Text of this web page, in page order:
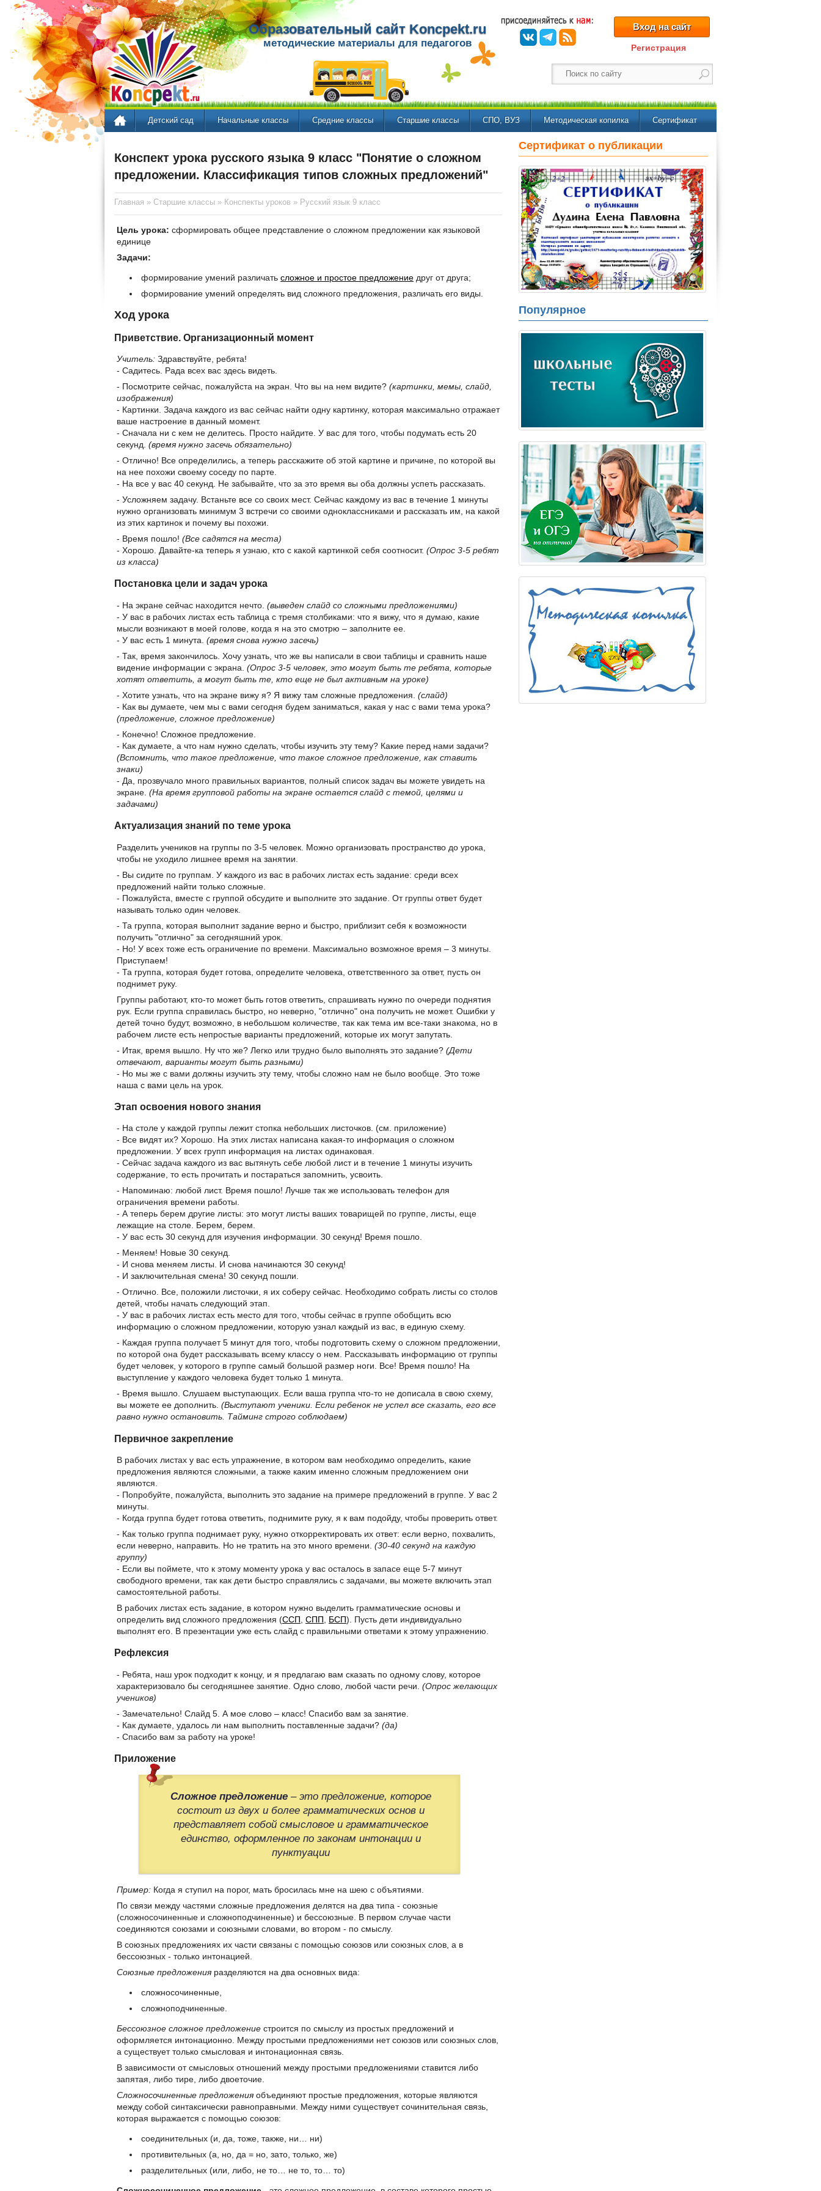
Образовательный сайт Koncpekt.ru
методические материалы для педагогов
Вход на сайт
Регистрация
Детский сад Начальные классы Средние классы Старшие классы СПО, ВУЗ Методическая копилка Сертификат
Конспект урока русского языка 9 класс "Понятие о сложном
предложении. Классификация типов сложных предложений"
Главная » Старшие классы » Конспекты уроков » Русский язык 9 класс
Цель урока: сформировать общее представление о сложном предложении как языковой
единице
Задачи:
формирование умений различать сложное и простое предложение друг от друга;
формирование умений определять вид сложного предложения, различать его виды.
Ход урока
Приветствие. Организационный момент
Учитель: Здравствуйте, ребята!
- Садитесь. Рада всех вас здесь видеть.
- Посмотрите сейчас, пожалуйста на экран. Что вы на нем видите? (картинки, мемы, слайд,
изображения)
- Картинки. Задача каждого из вас сейчас найти одну картинку, которая максимально отражает
ваше настроение в данный момент.
- Сначала ни с кем не делитесь. Просто найдите. У вас для того, чтобы подумать есть 20
секунд. (время нужно засечь обязательно)
- Отлично! Все определились, а теперь расскажите об этой картине и причине, по которой вы
на нее похожи своему соседу по парте.
- На все у вас 40 секунд. Не забывайте, что за это время вы оба должны успеть рассказать.
- Усложняем задачу. Встаньте все со своих мест. Сейчас каждому из вас в течение 1 минуты
нужно организовать минимум 3 встречи со своими одноклассниками и рассказать им, на какой
из этих картинок и почему вы похожи.
- Время пошло! (Все садятся на места)
- Хорошо. Давайте-ка теперь я узнаю, кто с какой картинкой себя соотносит. (Опрос 3-5 ребят
из класса)
Постановка цели и задач урока
- На экране сейчас находится нечто. (выведен слайд со сложными предложениями)
- У вас в рабочих листах есть таблица с тремя столбиками: что я вижу, что я думаю, какие
мысли возникают в моей голове, когда я на это смотрю – заполните ее.
- У вас есть 1 минута. (время снова нужно засечь)
- Так, время закончилось. Хочу узнать, что же вы написали в свои таблицы и сравнить наше
видение информации с экрана. (Опрос 3-5 человек, это могут быть те ребята, которые
хотят ответить, а могут быть те, кто еще не был активным на уроке)
- Хотите узнать, что на экране вижу я? Я вижу там сложные предложения. (слайд)
- Как вы думаете, чем мы с вами сегодня будем заниматься, какая у нас с вами тема урока?
(предложение, сложное предложение)
- Конечно! Сложное предложение.
- Как думаете, а что нам нужно сделать, чтобы изучить эту тему? Какие перед нами задачи?
(Вспомнить, что такое предложение, что такое сложное предложение, как ставить
знаки)
- Да, прозвучало много правильных вариантов, полный список задач вы можете увидеть на
экране. (На время групповой работы на экране остается слайд с темой, целями и
задачами)
Актуализация знаний по теме урока
Разделить учеников на группы по 3-5 человек. Можно организовать пространство до урока,
чтобы не уходило лишнее время на занятии.
- Вы сидите по группам. У каждого из вас в рабочих листах есть задание: среди всех
предложений найти только сложные.
- Пожалуйста, вместе с группой обсудите и выполните это задание. От группы ответ будет
называть только один человек.
- Та группа, которая выполнит задание верно и быстро, приблизит себя к возможности
получить "отлично" за сегодняшний урок.
- Но! У всех тоже есть ограничение по времени. Максимально возможное время – 3 минуты.
Приступаем!
- Та группа, которая будет готова, определите человека, ответственного за ответ, пусть он
поднимет руку.
Группы работают, кто-то может быть готов ответить, спрашивать нужно по очереди поднятия
рук. Если группа справилась быстро, но неверно, "отлично" она получить не может. Ошибки у
детей точно будут, возможно, в небольшом количестве, так как тема им все-таки знакома, но в
рабочем листе есть непростые варианты предложений, которые их могут запутать.
- Итак, время вышло. Ну что же? Легко или трудно было выполнять это задание? (Дети
отвечают, варианты могут быть разными)
- Но мы же с вами должны изучить эту тему, чтобы сложно нам не было вообще. Это тоже
наша с вами цель на урок.
Этап освоения нового знания
- На столе у каждой группы лежит стопка небольших листочков. (см. приложение)
- Все видят их? Хорошо. На этих листах написана какая-то информация о сложном
предложении. У всех групп информация на листах одинаковая.
- Сейчас задача каждого из вас вытянуть себе любой лист и в течение 1 минуты изучить
содержание, то есть прочитать и постараться запомнить, усвоить.
- Напоминаю: любой лист. Время пошло! Лучше так же использовать телефон для
ограничения времени работы.
- А теперь берем другие листы: это могут листы ваших товарищей по группе, листы, еще
лежащие на столе. Берем, берем.
- У вас есть 30 секунд для изучения информации. 30 секунд! Время пошло.
- Меняем! Новые 30 секунд.
- И снова меняем листы. И снова начинаются 30 секунд!
- И заключительная смена! 30 секунд пошли.
- Отлично. Все, положили листочки, я их соберу сейчас. Необходимо собрать листы со столов
детей, чтобы начать следующий этап.
- У вас в рабочих листах есть место для того, чтобы сейчас в группе обобщить всю
информацию о сложном предложении, которую узнал каждый из вас, в единую схему.
- Каждая группа получает 5 минут для того, чтобы подготовить схему о сложном предложении,
по которой она будет рассказывать всему классу о нем. Рассказывать информацию от группы
будет человек, у которого в группе самый большой размер ноги. Все! Время пошло! На
выступление у каждого человека будет только 1 минута.
- Время вышло. Слушаем выступающих. Если ваша группа что-то не дописала в свою схему,
вы можете ее дополнить. (Выступают ученики. Если ребенок не успел все сказать, его все
равно нужно остановить. Тайминг строго соблюдаем)
Первичное закрепление
В рабочих листах у вас есть упражнение, в котором вам необходимо определить, какие
предложения являются сложными, а также каким именно сложным предложением они
являются.
- Попробуйте, пожалуйста, выполнить это задание на примере предложений в группе. У вас 2
минуты.
- Когда группа будет готова ответить, поднимите руку, я к вам подойду, чтобы проверить ответ.
- Как только группа поднимает руку, нужно откорректировать их ответ: если верно, похвалить,
если неверно, направить. Но не тратить на это много времени. (30-40 секунд на каждую
группу)
- Если вы поймете, что к этому моменту урока у вас осталось в запасе еще 5-7 минут
свободного времени, так как дети быстро справлялись с задачами, вы можете включить этап
самостоятельной работы.
В рабочих листах есть задание, в котором нужно выделить грамматические основы и
определить вид сложного предложения (ССП СПП БСП). Пусть дети индивидуально
выполнят его. В презентации уже есть слайд с правильными ответами к этому упражнению.
Рефлексия
- Ребята, наш урок подходит к концу, и я предлагаю вам сказать по одному слову, которое
характеризовало бы сегодняшнее занятие. Одно слово, любой части речи. (Опрос желающих
учеников)
- Замечательно! Слайд 5. А мое слово – класс! Спасибо вам за занятие.
- Как думаете, удалось ли нам выполнить поставленные задачи? (да)
- Спасибо вам за работу на уроке!
Приложение
Сложное предложение– это предложение, которое
состоит из двух и более грамматических основ и
представляет собой смысловое и грамматическое
единство, оформленное по законам интонации и
пунктуации
Пример: Когда я ступил на порог, мать бросилась мне на шею с объятиями.
По связи между частями сложные предложения делятся на два типа - союзные
(сложносочиненные и сложноподчиненные) и бессоюзные. В первом случае части
соединяются союзами и союзными словами, во втором - по смыслу.
В союзных предложениях их части связаны с помощью союзов или союзных слов, а в
бессоюзных - только интонацией.
Союзные предложения разделяются на два основных вида:
сложносочиненные,
сложноподчиненные.
Бессоюзное сложное предложение строится по смыслу из простых предложений и
оформляется интонационно. Между простыми предложениями нет союзов или союзных слов,
а существует только смысловая и интонационная связь.
В зависимости от смысловых отношений между простыми предложениями ставится либо
запятая, либо тире, либо двоеточие.
Сложносочиненные предложения объединяют простые предложения, которые являются
между собой синтаксически равноправными. Между ними существует сочинительная связь,
которая выражается с помощью союзов:
соединительных (и, да, тоже, также, ни… ни)
противительных (а, но, да = но, зато, только, же)
разделительных (или, либо, не то… не то, то… то)
Сертификат о публикации
Популярное